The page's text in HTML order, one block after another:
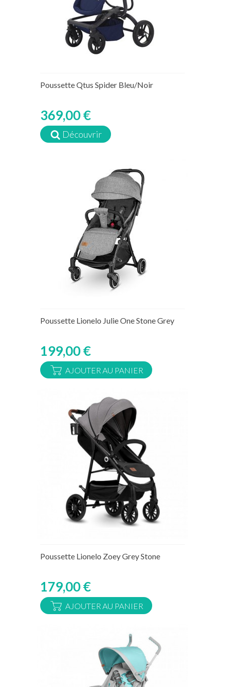
Poussette Qtus Spider Bleu/Noir
369,00 €
Découvrir
Poussette Lionelo Julie One Stone Grey
199,00 €
AJOUTER AU PANIER
Poussette Lionelo Zoey Grey Stone
179,00 €
AJOUTER AU PANIER